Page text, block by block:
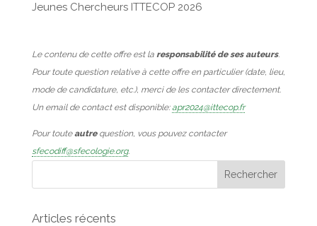
Jeunes Chercheurs ITTECOP 2026
Le contenu de cette offre est la responsabilité de ses auteurs.
Pour toute question relative à cette offre en particulier (date, lieu,
mode de candidature, etc.), merci de les contacter directement.
Un email de contact est disponible:apr2024@ittecop.fr
Pour touteautrequestion, vous pouvez contacter
sfecodiff@sfecologie.org.
Articles récents